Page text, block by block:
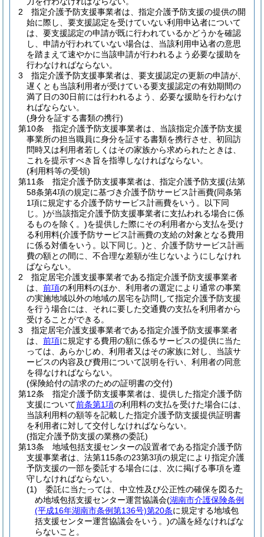
2
指定介護予防支援事業者は、指定介護予防支援の提供の開
始に際し、要支援認定を受けていない利用申込者について
は、要支援認定の申請が既に行われているかどうかを確認
し、申請が行われていない場合は、当該利用申込者の意思
を踏まえて速やかに当該申請が行われるよう必要な援助を
行わなければならない。
3
指定介護予防支援事業者は、要支援認定の更新の申請が、
遅くとも当該利用者が受けている要支援認定の有効期間の
満了日の30日前には行われるよう、必要な援助を行わなけ
ればならない。
(身分を証する書類の携行)
第10条
指定介護予防支援事業者は、当該指定介護予防支援
事業所の担当職員に身分を証する書類を携行させ、初回訪
問時又は利用者若しくはその家族から求められたときは、
これを提示すべき旨を指導しなければならない。
(利用料等の受領)
第11条
指定介護予防支援事業者は、指定介護予防支援(法第
58条第4項の規定に基づき介護予防サービス計画費(同条第
1項に規定する介護予防サービス計画費をいう。以下同
じ。)が当該指定介護予防支援事業者に支払われる場合に係
るものを除く。)を提供した際にその利用者から支払を受け
る利用料(介護予防サービス計画費の支給の対象となる費用
に係る対価をいう。以下同じ。)と、介護予防サービス計画
費の額との間に、不合理な差額が生じないようにしなけれ
ばならない。
2
指定居宅介護支援事業者である指定介護予防支援事業者
は、 前項の利用料のほか、利用者の選定により通常の事業
の実施地域以外の地域の居宅を訪問して指定介護予防支援
を行う場合には、それに要した交通費の支払を利用者から
受けることができる。
3
指定居宅介護支援事業者である指定介護予防支援事業者
は、 前項に規定する費用の額に係るサービスの提供に当た
っては、あらかじめ、利用者又はその家族に対し、当該サ
ービスの内容及び費用について説明を行い、利用者の同意
を得なければならない。
(保険給付の請求のための証明書の交付)
第12条
指定介護予防支援事業者は、提供した指定介護予防
支援について前条第1項の利用料の支払を受けた場合には、
当該利用料の額等を記載した指定介護予防支援提供証明書
を利用者に対して交付しなければならない。
(指定介護予防支援の業務の委託)
第13条
地域包括支援センターの設置者である指定介護予防
支援事業者は、法第115条の23第3項の規定により指定介護
予防支援の一部を委託する場合には、次に掲げる事項を遵
守しなければならない。
(1)
委託に当たっては、中立性及び公正性の確保を図るた
め地域包括支援センター運営協議会(湖南市介護保険条例
(平成16年湖南市条例第136号)第20条に規定する地域包
括支援センター運営協議会をいう。)の議を経なければな
らないこと。